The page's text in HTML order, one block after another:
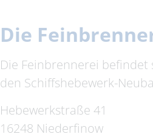
Die
Die Feinbrennerei
den Schiffshebewerk-
Hebewerkstraße 41
16248 Niederfinow